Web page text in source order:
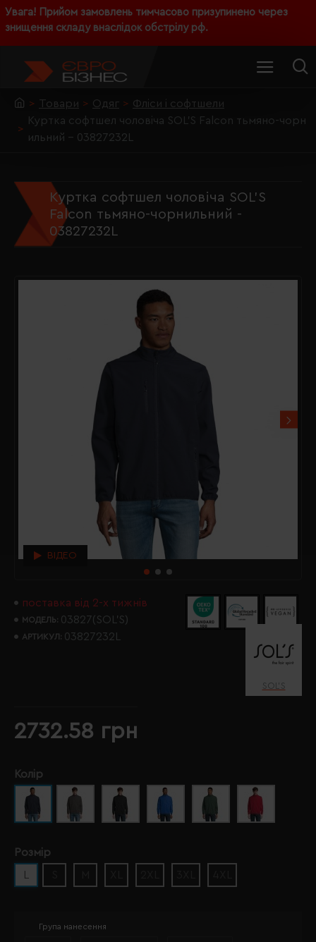
Увага! Прийом замовлень тимчасово призупинено через
знищення складу внаслідок обстрілу рф.
Товари Одяг
Фліси і софтшели
Куртка софтшел чоловіча SOL'S Falcon тьмяно-чорн
ильний - 03827232L
Куртка софтшел чоловіча SOL'S
Falcon тьмяно-чорнильний -
03827232L
ВІДЕО
поставка від 2-х тижнів
МОДЕЛЬ: 03827(SOL’S)
АРТИКУЛ: 03827232L
SOL’S
2732.58 грн
Колір
Розмір
Група нанесення